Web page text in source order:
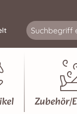
Zubehör/